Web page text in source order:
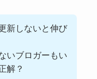
新しないと伸び
いブロガーもい
解？